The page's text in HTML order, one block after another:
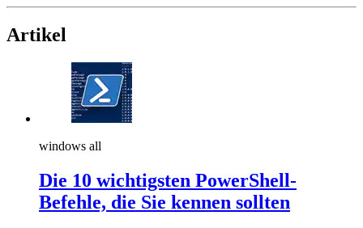
Artikel
windows all
Die 10 wichtigsten PowerShell-
Befehle, die Sie kennen sollten